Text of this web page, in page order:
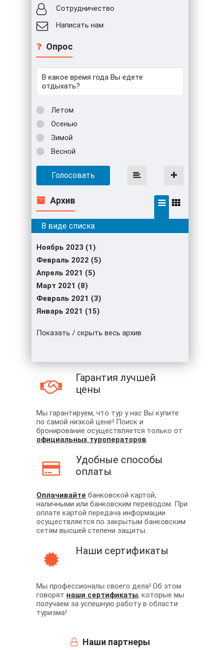
Сотрудничество
Написать нам
Опрос
В какое время года Вы едете
отдыхать?
Летом
Осенью
Зимой
Весной
Голосовать
Архив
Ноябрь 2023 (1)
Февраль 2022 (5)
Апрель 2021 (5)
Март 2021 (8)
Февраль 2021 (3)
Январь 2021 (15)
Показать / скрыть весь архив
Гарантия лучшей
цены
Мы гарантируем, что тур у нас Вы купите
по самой низкой цене! Поиск и
бронирование осуществляется только от
официальных туроператоров.
Удобные способы
оплаты
Оплачивайте банковской картой,
наличными или банковским переводом. При
оплате картой передача информации
осуществляется по закрытым банковским
сетям высшей степени защиты.
Наши сертификаты
Мы профессионалы своего дела! Об этом
говорят наши сертификаты, которые мы
получаем за успешную работу в области
туризма!
Наши партнеры